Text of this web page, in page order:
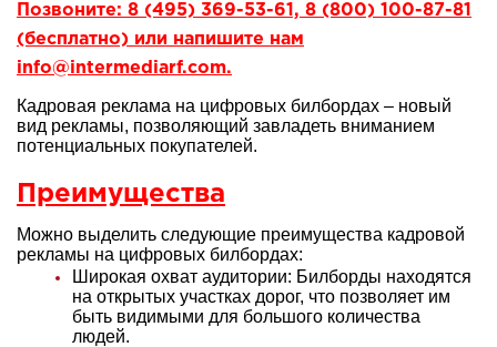
Позвоните: 8 (495) 369-53-61, 8 (800) 100-87-81
(бесплатно) или напишите нам
info@intermediarf.com.
Кадровая реклама на цифровых билбордах – новый
вид рекламы, позволяющий завладеть вниманием
потенциальных покупателей.
Преимущества
Можно выделить следующие преимущества кадровой
рекламы на цифровых билбордах:
Широкая охват аудитории: Билборды находятся
на открытых участках дорог, что позволяет им
быть видимыми для большого количества
людей.